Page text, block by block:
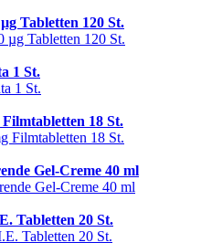
Tabletten 120 St.
1 St.
18 St.
Gel-Creme 40 ml
Tabletten 20 St.